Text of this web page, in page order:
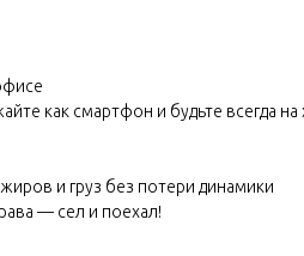
как смартфон и будьте всегда на
и груз без потери динамики
— сел и поехал!